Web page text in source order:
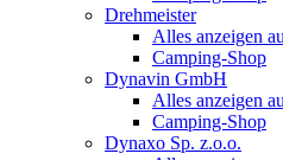
Drehmeister
Alles anzeigen
Camping-Shop
Dynavin GmbH
Alles anzeigen
Camping-Shop
Dynaxo Sp. z.o.o.